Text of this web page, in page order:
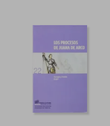
dcto. S/ 904,69